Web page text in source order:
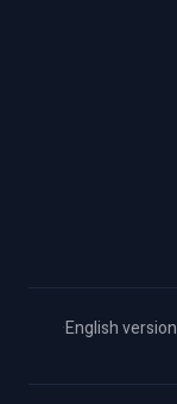
English version
·